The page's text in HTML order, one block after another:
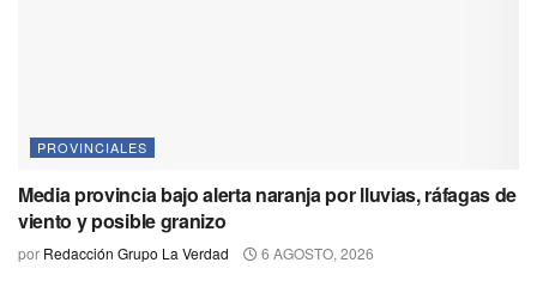
PROVINCIALES
Media provincia bajo alerta naranja por lluvias, ráfagas de
viento y posible granizo
por Redacción Grupo La Verdad 6 AGOSTO, 2026